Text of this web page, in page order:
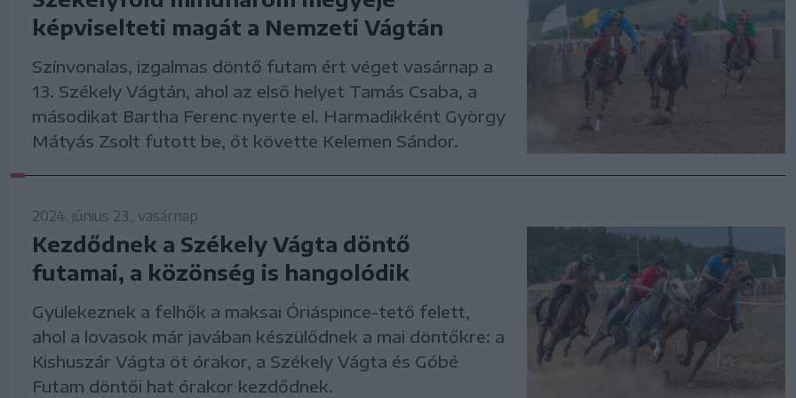
képviselteti magát a Nemzeti Vágtán
Színvonalas, izgalmas döntő futam ért véget vasárnap a
13. Székely Vágtán, ahol az első helyet Tamás Csaba, a
másodikat Bartha Ferenc nyerte el. Harmadikként György
Mátyás Zsolt futott be, őt követte Kelemen Sándor.
2024. június 23., vasárnap
Kezdődnek a Székely Vágta döntő
futamai, a közönség is hangolódik
Gyülekeznek a felhők a maksai Óriáspince-tető felett,
ahol a lovasok már javában készülődnek a mai döntőkre: a
Kishuszár Vágta öt órakor, a Székely Vágta és Góbé
Futam döntői hat órakor kezdődnek.